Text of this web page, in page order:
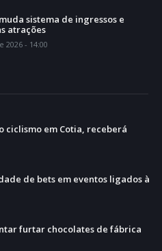
sistema de ingressos e
atrações
2026 - 14:00
ciclismo em Cotia, receberá
de bets em eventos ligados à
furtar chocolates de fábrica